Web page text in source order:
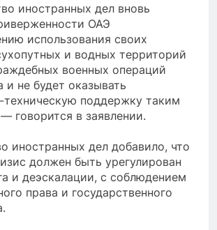
иностранных дел вновь
ОАЭ
использования своих
и водных территорий
военных операций
и не будет оказывать
техническую поддержку таким
говорится в заявлении.
иностранных дел добавило, что
должен быть урегулирован
и деэскалации, с соблюдением
права и государственного